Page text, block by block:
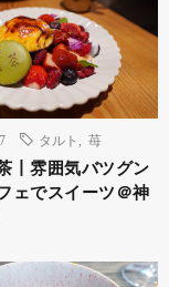
タルト 苺
丨雰囲気バツグン
ェでスイーツ＠神